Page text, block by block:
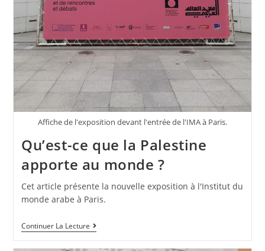
Affiche de l'exposition devant l'entrée de l'IMA à Paris.
Qu’est-ce que la Palestine
apporte au monde ?
Cet article présente la nouvelle exposition à l'Institut du
monde arabe à Paris.
Continuer La Lecture